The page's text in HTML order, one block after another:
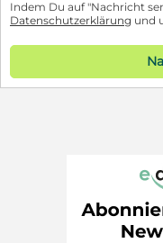
Indem Du auf "Nachricht
Datenschutzerklärung und